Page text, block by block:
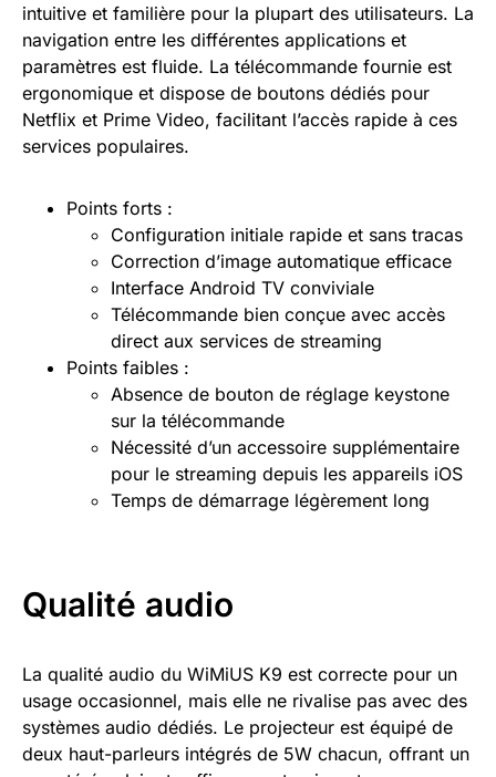
intuitive et familière pour la plupart des utilisateurs. La
navigation entre les différentes applications et
paramètres est fluide. La télécommande fournie est
ergonomique et dispose de boutons dédiés pour
Netflix et Prime Video, facilitant l’accès rapide à ces
services populaires.
Points forts :
Configuration initiale rapide et sans tracas
Correction d’image automatique efficace
Interface Android TV conviviale
Télécommande bien conçue avec accès
direct aux services de streaming
Points faibles :
Absence de bouton de réglage keystone
sur la télécommande
Nécessité d’un accessoire supplémentaire
pour le streaming depuis les appareils iOS
Temps de démarrage légèrement long
Qualité audio
La qualité audio du WiMiUS K9 est correcte pour un
usage occasionnel, mais elle ne rivalise pas avec des
systèmes audio dédiés. Le projecteur est équipé de
deux haut-parleurs intégrés de 5W chacun, offrant un